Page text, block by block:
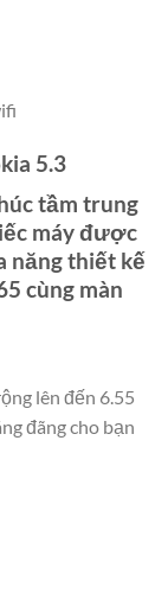
5.3
tầm trung
máy được
năng thiết kế
cùng màn
lên đến 6.55
đãng cho bạn